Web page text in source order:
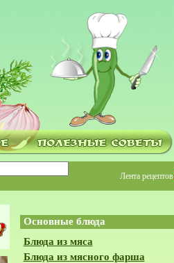
Лента рецептов
Основные блюда
Блюда из мяса
Блюда из мясного фарша